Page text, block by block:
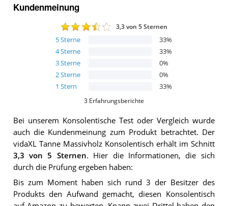
Kundenmeinung
3,3von 5 Sternen
5Sterne 33%
4Sterne 33%
3Sterne 0%
2Sterne 0%
1 Stern 33%
3 Erfahrungsberichte
Bei unserem KonsolentischeTest oder Vergleich wurde
auch die Kundenmeinung zum Produkt betrachtet. Der
vidaXL Tanne Massivholz Konsolentisch erhält im Schnitt
3,3 von 5 Sternen. Hier die Informationen, die sich
durch die Prüfung ergeben haben:
Bis zum Moment haben sich rund 3 der Besitzer des
Produkts den Aufwand gemacht, diesen Konsolentisch